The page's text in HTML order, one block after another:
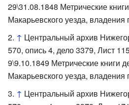
29\31.08.1848 Метрические
Макарьевского уезда, владения
↑ Центральный архив
570, опись 4, дело 3379, Лист
9\9.10.1849 Метрические книги
Макарьевского уезда, владения
↑ Центральный архив